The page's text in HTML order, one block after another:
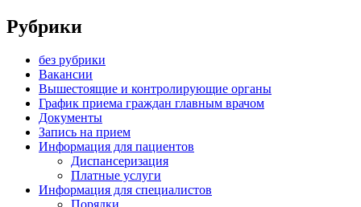
Рубрики
без рубрики
Вакансии
Вышестоящие и контролирующие органы
График приема граждан главным врачом
Документы
Запись на прием
Информация для пациентов
Диспансеризация
Платные услуги
Информация для специалистов